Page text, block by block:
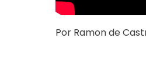
Por Ramon de